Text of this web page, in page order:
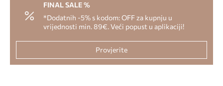
FINAL SALE %
*Dodatnih -5% s kodom: OFF za kupnju u
vrijednosti min. 89€. Veći popust u aplikaciji!
Provjerite